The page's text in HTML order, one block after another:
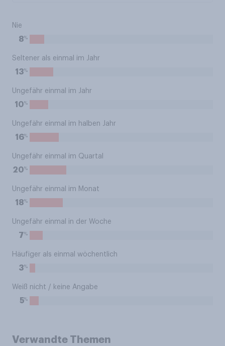
Nie
8%
Seltener als einmal im Jahr
13%
Ungefähr einmal im Jahr
10%
Ungefähr einmal im halben Jahr
16%
Ungefähr einmal im Quartal
20%
Ungefähr einmal im Monat
18%
Ungefähr einmal in der Woche
7%
Häufiger als einmal wöchentlich
3%
Weiß nicht / keine Angabe
5%
Verwandte Themen